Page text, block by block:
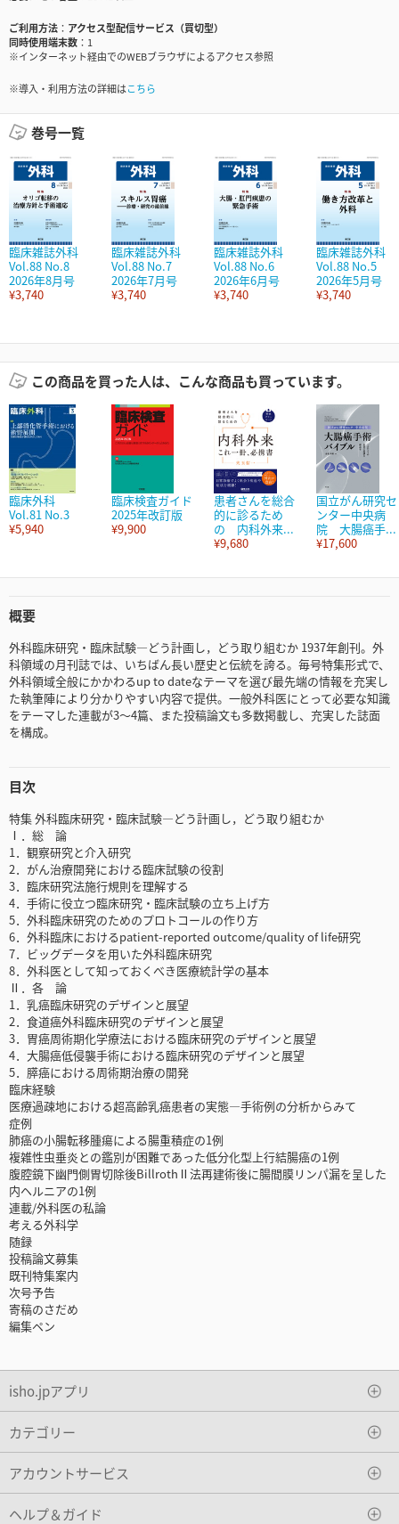
ご利用方法
アクセス型配信サービス（買切型）
同時使用端末数
1
※インターネット経由でのWEBブラウザによるアクセス参照
※導入・利用方法の詳細はこちら
巻号一覧
臨床雑誌外科
Vol.88 No.8
2026年8月号
¥3,740
臨床雑誌外科
Vol.88 No.7
2026年7月号
¥3,740
臨床雑誌外科
Vol.88 No.6
2026年6月号
¥3,740
臨床雑誌外科
Vol.88 No.5
2026年5月号
¥3,740
この商品を買った人は、こんな商品も買っています。
臨床外科
Vol.81 No.3
¥5,940
臨床検査ガイド
2025年改訂版
¥9,900
患者さんを総合
的に診るため
の 内科外来...
¥9,680
国立がん研究セ
ンター中央病
院 大腸癌手...
¥17,600
概要
外科臨床研究・臨床試験―どう計画し，どう取り組むか 1937年創刊。外
科領域の月刊誌では、いちばん長い歴史と伝統を誇る。毎号特集形式で、
外科領域全般にかかわるup to dateなテーマを選び最先端の情報を充実し
た執筆陣により分かりやすい内容で提供。一般外科医にとって必要な知識
をテーマした連載が3～4篇、また投稿論文も多数掲載し、充実した誌面
を構成。
目次
特集 外科臨床研究・臨床試験―どう計画し，どう取り組むか
Ⅰ．総 論
1．観察研究と介入研究
2．がん治療開発における臨床試験の役割
3．臨床研究法施行規則を理解する
4．手術に役立つ臨床研究・臨床試験の立ち上げ方
5．外科臨床研究のためのプロトコールの作り方
6．外科臨床におけるpatient-reported outcome/quality of life研究
7．ビッグデータを用いた外科臨床研究
8．外科医として知っておくべき医療統計学の基本
Ⅱ．各 論
1．乳癌臨床研究のデザインと展望
2．食道癌外科臨床研究のデザインと展望
3．胃癌周術期化学療法における臨床研究のデザインと展望
4．大腸癌低侵襲手術における臨床研究のデザインと展望
5．膵癌における周術期治療の開発
臨床経験
医療過疎地における超高齢乳癌患者の実態―手術例の分析からみて
症例
肺癌の小腸転移腫瘍による腸重積症の1例
複雑性虫垂炎との鑑別が困難であった低分化型上行結腸癌の1例
腹腔鏡下幽門側胃切除後BillrothⅡ法再建術後に腸間膜リンパ漏を呈した
内ヘルニアの1例
連載/外科医の私論
考える外科学
随録
投稿論文募集
既刊特集案内
次号予告
寄稿のさだめ
編集ペン
isho.jpアプリ
カテゴリー
アカウントサービス
ヘルプ＆ガイド